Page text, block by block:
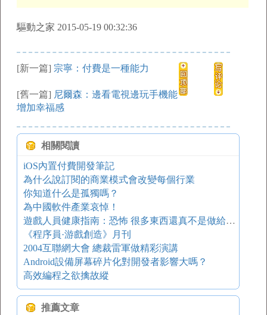
驅動之家 2015-05-19 00:32:36
[新一篇] 宗寧：付費是一種能力
[舊一篇] 尼爾森：邊看電視邊玩手機能
增加幸福感
相關閱讀
iOS內置付費開發筆記
為什么說訂閱的商業模式會改變每個行業
你知道什么是孤獨嗎？
為中國軟件產業哀悼！
遊戲人員健康指南：恐怖 很多東西還真不是做給人吃的
《程序員·游戲創造》月刊
2004互聯網大會 總裁雷軍做精彩演講
Android設備屏幕碎片化對開發者影響大嗎？
高效編程之欲擒故縱
推薦文章